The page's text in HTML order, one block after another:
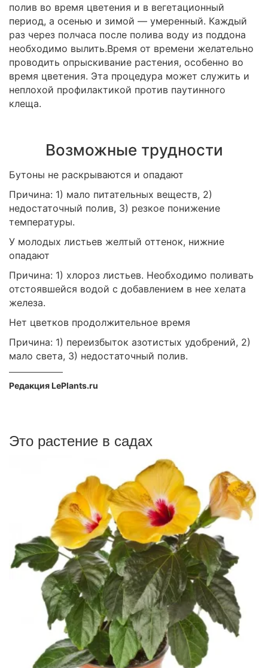
полив во время цветения и в вегетационный
период, а осенью и зимой — умеренный. Каждый
раз через полчаса после полива воду из поддона
необходимо вылить.Время от времени желательно
проводить опрыскивание растения, особенно во
время цветения. Эта процедура может служить и
неплохой профилактикой против паутинного
клеща.
Возможные трудности
Бутоны не раскрываются и опадают
Причина: 1) мало питательных веществ, 2)
недостаточный полив, 3) резкое понижение
температуры.
У молодых листьев желтый оттенок, нижние
опадают
Причина: 1) хлороз листьев. Необходимо поливать
отстоявшейся водой с добавлением в нее хелата
железа.
Нет цветков продолжительное время
Причина: 1) переизбыток азотистых удобрений, 2)
мало света, 3) недостаточный полив.
Редакция LePlants.ru
Это растение в садах